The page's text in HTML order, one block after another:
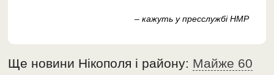
– кажуть у пресслужбі НМР
Ще новини Нікополя і району: Майже 60